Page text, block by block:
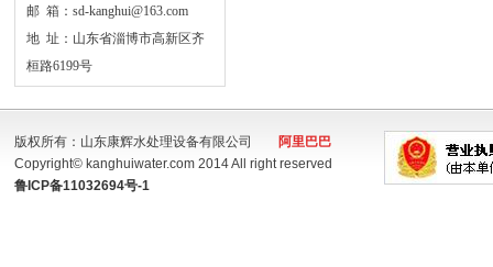
邮 箱：sd-kanghui@163.com
地 址：山东省淄博市高新区齐
桓路6199号
版权所有：山东康辉水处理设备有限公司
阿里巴巴
Copyright© kanghuiwater.com 2014 All right reserved
鲁ICP备11032694号-1